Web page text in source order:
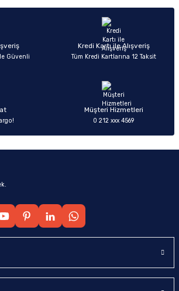
eksik bilgiler bulunuyor.
bulunuyor.
daha pahalı.
ilk yorumu siz yapın!
Güvenli
Kredi Kartı ile Alışveriş
Tüm Kredi Kartlarına 12 Taksit
Müşteri Hizmetleri
0 212 xxx 4569